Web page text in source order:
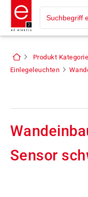
Produkt
Einlegeleuchten
Sensor